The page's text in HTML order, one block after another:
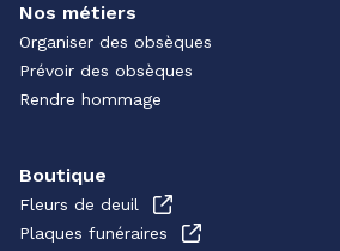
Nos métiers
Organiser des obsèques
Prévoir des obsèques
Rendre hommage
Boutique
Fleurs de deuil
Plaques funéraires